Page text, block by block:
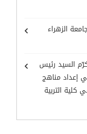
الزهراء
السيد رئيس
إعداد مناهج
كلية التربية